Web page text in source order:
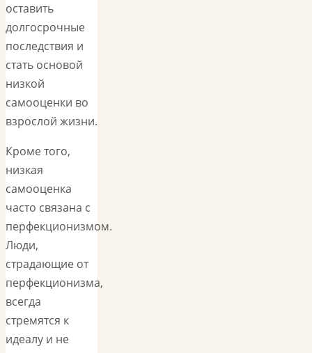
оставить
долгосрочные
последствия и
стать основой
низкой
самооценки во
взрослой жизни.
Кроме того,
низкая
самооценка
часто связана с
перфекционизмом.
Люди,
страдающие от
перфекционизма,
всегда
стремятся к
идеалу и не